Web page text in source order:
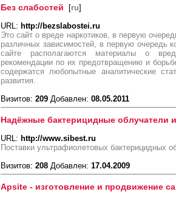
Без слабостей [ru]
URL: http://bezslabostei.ru
Это сайт о вреде наркотиков, в первую
различных зависимостей, в первую очередь
сайте располагаются материалы о
рекомендации по их предотвращению и
содержатся любопытные аналитические
развития.
Визитов: 209 Добавлен: 08.05.2011
Надёжные бактерицидные облучатели
URL: http://www.sibest.ru
Поставки ультрафиолетовых бактерицидных
Визитов: 208 Добавлен: 17.04.2009
Apsite - изготовление и продвижение